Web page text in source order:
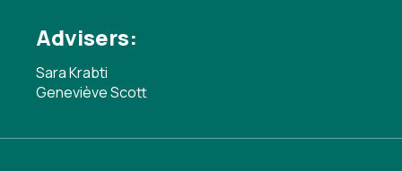
Advisers:
Sara Krabti
Geneviève Scott